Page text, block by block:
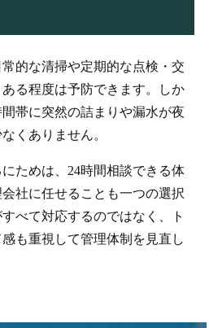
的な清掃や定期的な点検・交
る程度は予防できます。しか
帯に突然の詰まりや漏水が夜
くありません。
ためは、24時間相談できる体
社に任せることも一つの選択
べて対応するのではなく、ト
も重視して管理体制を見直し